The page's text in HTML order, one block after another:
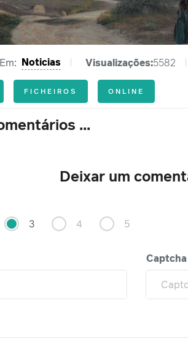
Em: Noticias Visualizações:5582
FICHEIROS ONLINE
...
Deixar um
3 4 5
Captcha